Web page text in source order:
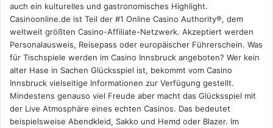
auch ein kulturelles und gastronomisches Highlight.
Casinoonline.de ist Teil der #1 Online Casino Authority®, dem
weltweit größten Casino-Affiliate-Netzwerk. Akzeptiert werden
Personalausweis, Reisepass oder europäischer Führerschein. Was
für Tischspiele werden im Casino Innsbruck angeboten? Wer kein
alter Hase in Sachen Glücksspiel ist, bekommt vom Casino
Innsbruck vielseitige Informationen zur Verfügung gestellt.
Mindestens genauso viel Freude aber macht das Glücksspiel mit
der Live Atmosphäre eines echten Casinos. Das bedeutet
beispielsweise Abendkleid, Sakko und Hemd oder Blazer. Im